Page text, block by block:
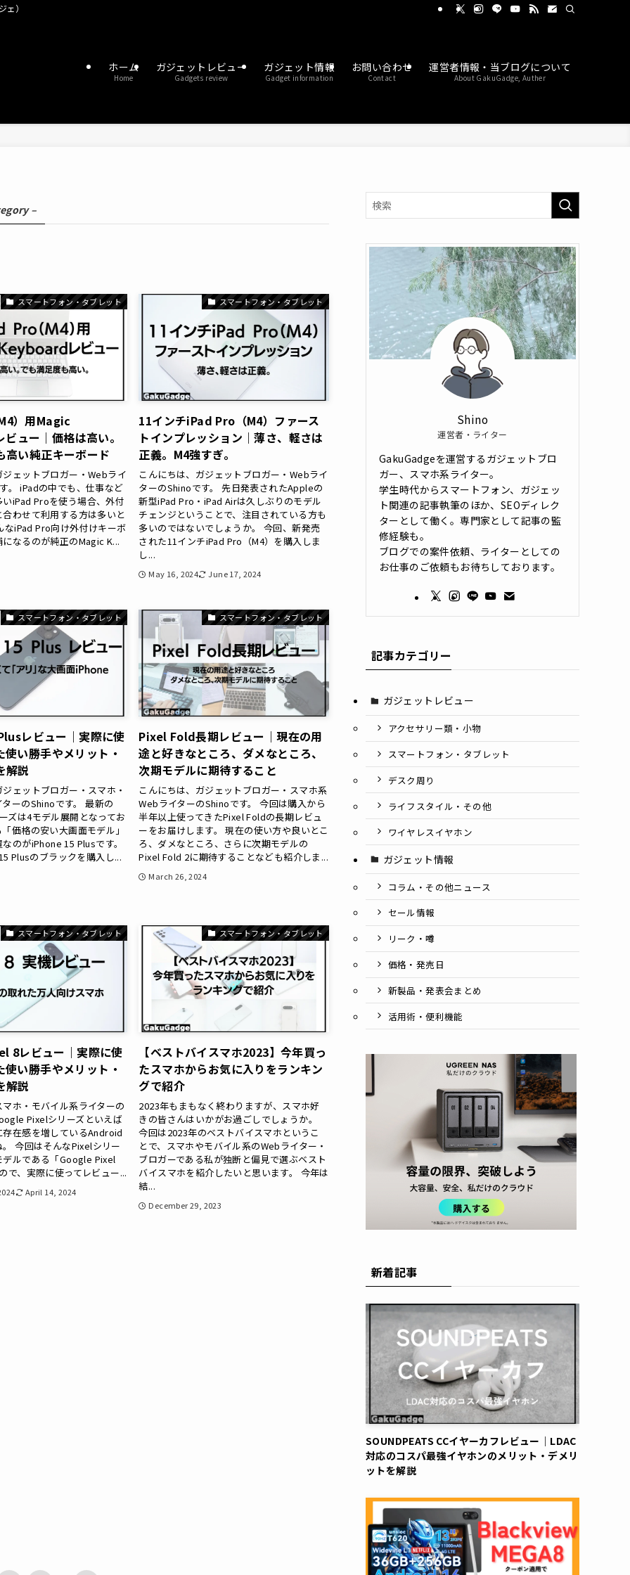
）
ホーム
Home
ガジェットレビュー
Gadgets review
ガジェット情報
Gadget information
お問い合わせ
Contact
運営者情報・当ブログについて
About GakuGadge, Auther
–
スマートフォン・タブレット
）用Magic
ュー｜価格は高い。
高い純正キーボード
ェットブロガー・Webライ
。 iPadの中でも、仕事など
iPad Proを使う場合、外付
わせて利用する方は多いと
なiPad Pro向け外付けキーボ
なるのが純正のMagic K...
スマートフォン・タブレット
11インチiPad Pro（M4）ファース
トインプレッション｜薄さ、軽さは
正義。M4強すぎ。
こんにちは、ガジェットブロガー・Webライ
ターのShinoです。 先日発表されたAppleの
新型iPad Pro・iPad Airは久しぶりのモデル
チェンジということで、注目されている方も
多いのではないでしょうか。 今回、新発売
された11インチiPad Pro（M4）を購入しま
し...
May 16, 2024 June 17, 2024
スマートフォン・タブレット
レビュー｜実際に使
使い勝手やメリット・
解説
ェットブロガー・スマホ・
ーのShinoです。 最新の
ズは4モデル展開となってお
価格の安い大画面モデル」
のがiPhone 15 Plusです。
Plusのブラックを購入し...
スマートフォン・タブレット
Pixel Fold長期レビュー｜現在の用
途と好きなところ、ダメなところ、
次期モデルに期待すること
こんにちは、ガジェットブロガー・スマホ系
WebライターのShinoです。 今回は購入から
半年以上使ってきたPixel Foldの長期レビュ
ーをお届けします。 現在の使い方や良いとこ
ろ、ダメなところ、さらに次期モデルの
Pixel Fold 2に期待することなども紹介しま...
March 26, 2024
スマートフォン・タブレット
8レビュー｜実際に使
使い勝手やメリット・
解説
ホ・モバイル系ライターの
Pixelシリーズといえば
在感を増しているAndroid
今回はそんなPixelシリー
デルである「Google Pixel
で、実際に使ってレビュー...
April 14, 2024
スマートフォン・タブレット
【ベストバイスマホ2023】今年買っ
たスマホからお気に入りをランキン
グで紹介
2023年もまもなく終わりますが、スマホ好
きの皆さんはいかがお過ごしでしょうか。
今回は2023年のベストバイスマホというこ
とで、スマホやモバイル系のWebライター・
ブロガーである私が独断と偏見で選ぶベスト
バイスマホを紹介したいと思います。 今年は
結...
December 29, 2023
Shino
運営者・ライター
GakuGadgeを運営するガジェットブロ
ガー、スマホ系ライター。
学生時代からスマートフォン、ガジェッ
ト関連の記事執筆のほか、SEOディレク
ターとして働く。専門家として記事の監
修経験も。
ブログでの案件依頼、ライターとしての
お仕事のご依頼もお待ちしております。
記事カテゴリー
ガジェットレビュー
アクセサリー類・小物
スマートフォン・タブレット
デスク周り
ライフスタイル・その他
ワイヤレスイヤホン
ガジェット情報
コラム・その他ニュース
セール情報
リーク・噂
価格・発売日
新製品・発表会まとめ
活用術・便利機能
新着記事
SOUNDPEATS CCイヤーカフレビュー｜LDAC
対応のコスパ最強イヤホンのメリット・デメリ
ットを解説